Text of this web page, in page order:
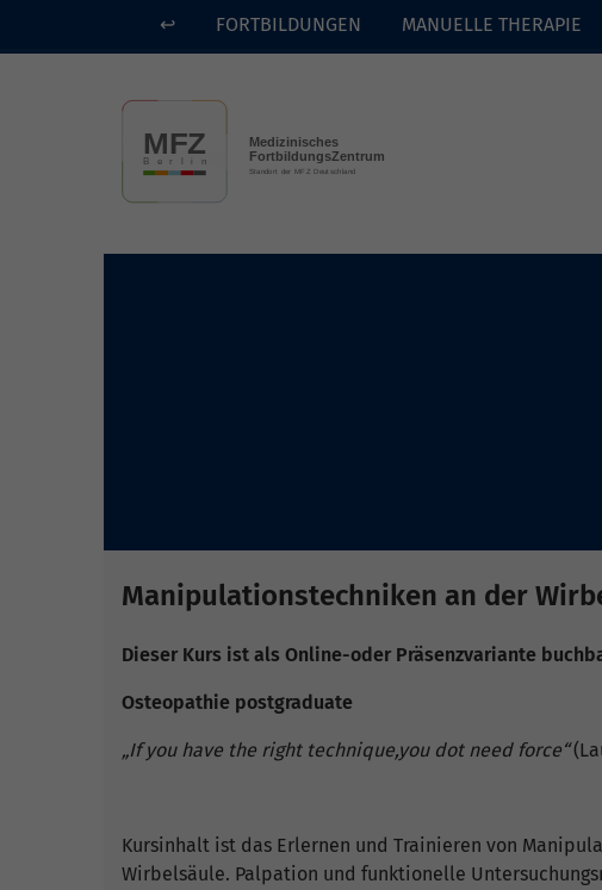
Skip to main content
↩ FORTBILDUNGEN MANUELLE THERAPIE
Manipulationstechniken an der
Dieser Kurs ist als Online-oder Präsenzvariante
Osteopathie postgraduate
„If you have the right technique,you dot need force“
Kursinhalt ist das Erlernen und Trainieren von
Wirbelsäule. Palpation und funktionelle